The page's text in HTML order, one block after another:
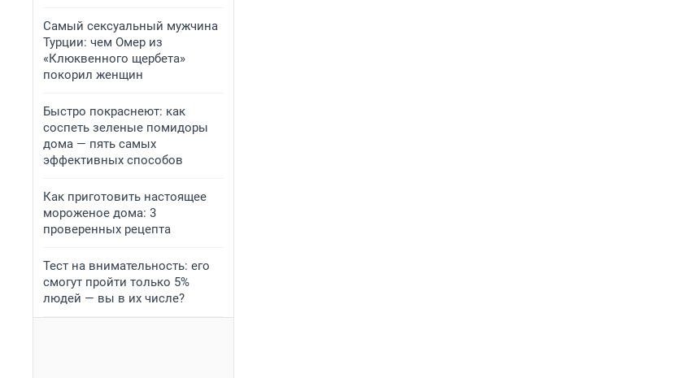
Самый сексуальный мужчина
Турции: чем Омер из
«Клюквенного щербета»
покорил женщин
Быстро покраснеют: как
соспеть зеленые помидоры
дома — пять самых
эффективных способов
Как приготовить настоящее
мороженое дома: 3
проверенных рецепта
Тест на внимательность: его
смогут пройти только 5%
людей — вы в их числе?